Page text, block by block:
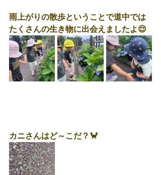
雨上がりの散歩ということで道中では
たくさんの生き物に出会えましたよ😌
カニさんはど～こだ？🦀